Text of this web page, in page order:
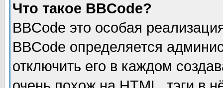
Что такое BBCode?
BBCode это особая
BBCode определяется
отключить его в каждом